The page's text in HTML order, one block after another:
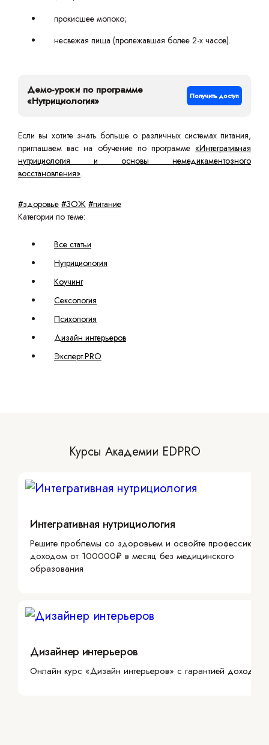
прокисшее молоко;
несвежая пища (пролежавшая более 2-х часов).
Демо-уроки по программе
«Нутрициология»
Получить доступ
Если вы хотите знать больше о различных системах питания,
приглашаем вас на обучение по программе «Интегративная
нутрициология и основы немедикаментозного
восстановления».
#здоровье #ЗОЖ #питание
Категории по теме:
Все статьи
Нутрициология
Коучинг
Сексология
Психология
Дизайн интерьеров
Эксперт.PRO
Курсы Академии EDPRO
Интегративная нутрициология
Решите проблемы со здоровьем и освойте профессию с
доходом от 100000₽ в месяц без медицинского
образования
Дизайнер интерьеров
Онлайн курс «Дизайн интерьеров» с гарантией дохода